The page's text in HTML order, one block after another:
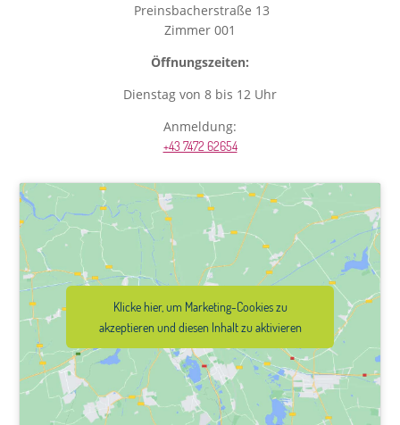
Preinsbacherstraße 13
Zimmer 001
Öffnungszeiten:
Dienstag von 8 bis 12 Uhr
Anmeldung:
+43 7472 62654
Klicke hier, um Marketing-Cookies zu
akzeptieren und diesen Inhalt zu aktivieren